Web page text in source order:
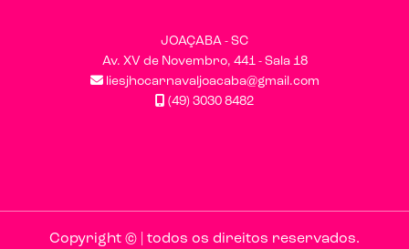
JOAÇABA - SC
Av. XV de Novembro, 441 - Sala 18
liesjhocarnavaljoacaba@gmail.com
(49) 3030 8482
Copyright © | todos os direitos reservados.